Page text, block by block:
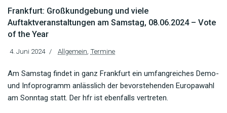
Frankfurt: Großkundgebung und viele
Auftaktveranstaltungen am Samstag, 08.06.2024 – Vote
of the Year
4. Juni 2024 Allgemein Termine
Am Samstag findet in ganz Frankfurt ein umfangreiches Demo-
und Infoprogramm anlässlich der bevorstehenden Europawahl
am Sonntag statt. Der hfr ist ebenfalls vertreten.